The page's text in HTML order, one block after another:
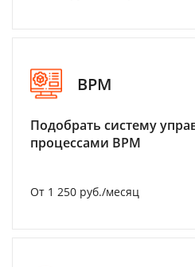
BPM
Подобрать систему
процессами BPM
От 1 250 руб./месяц